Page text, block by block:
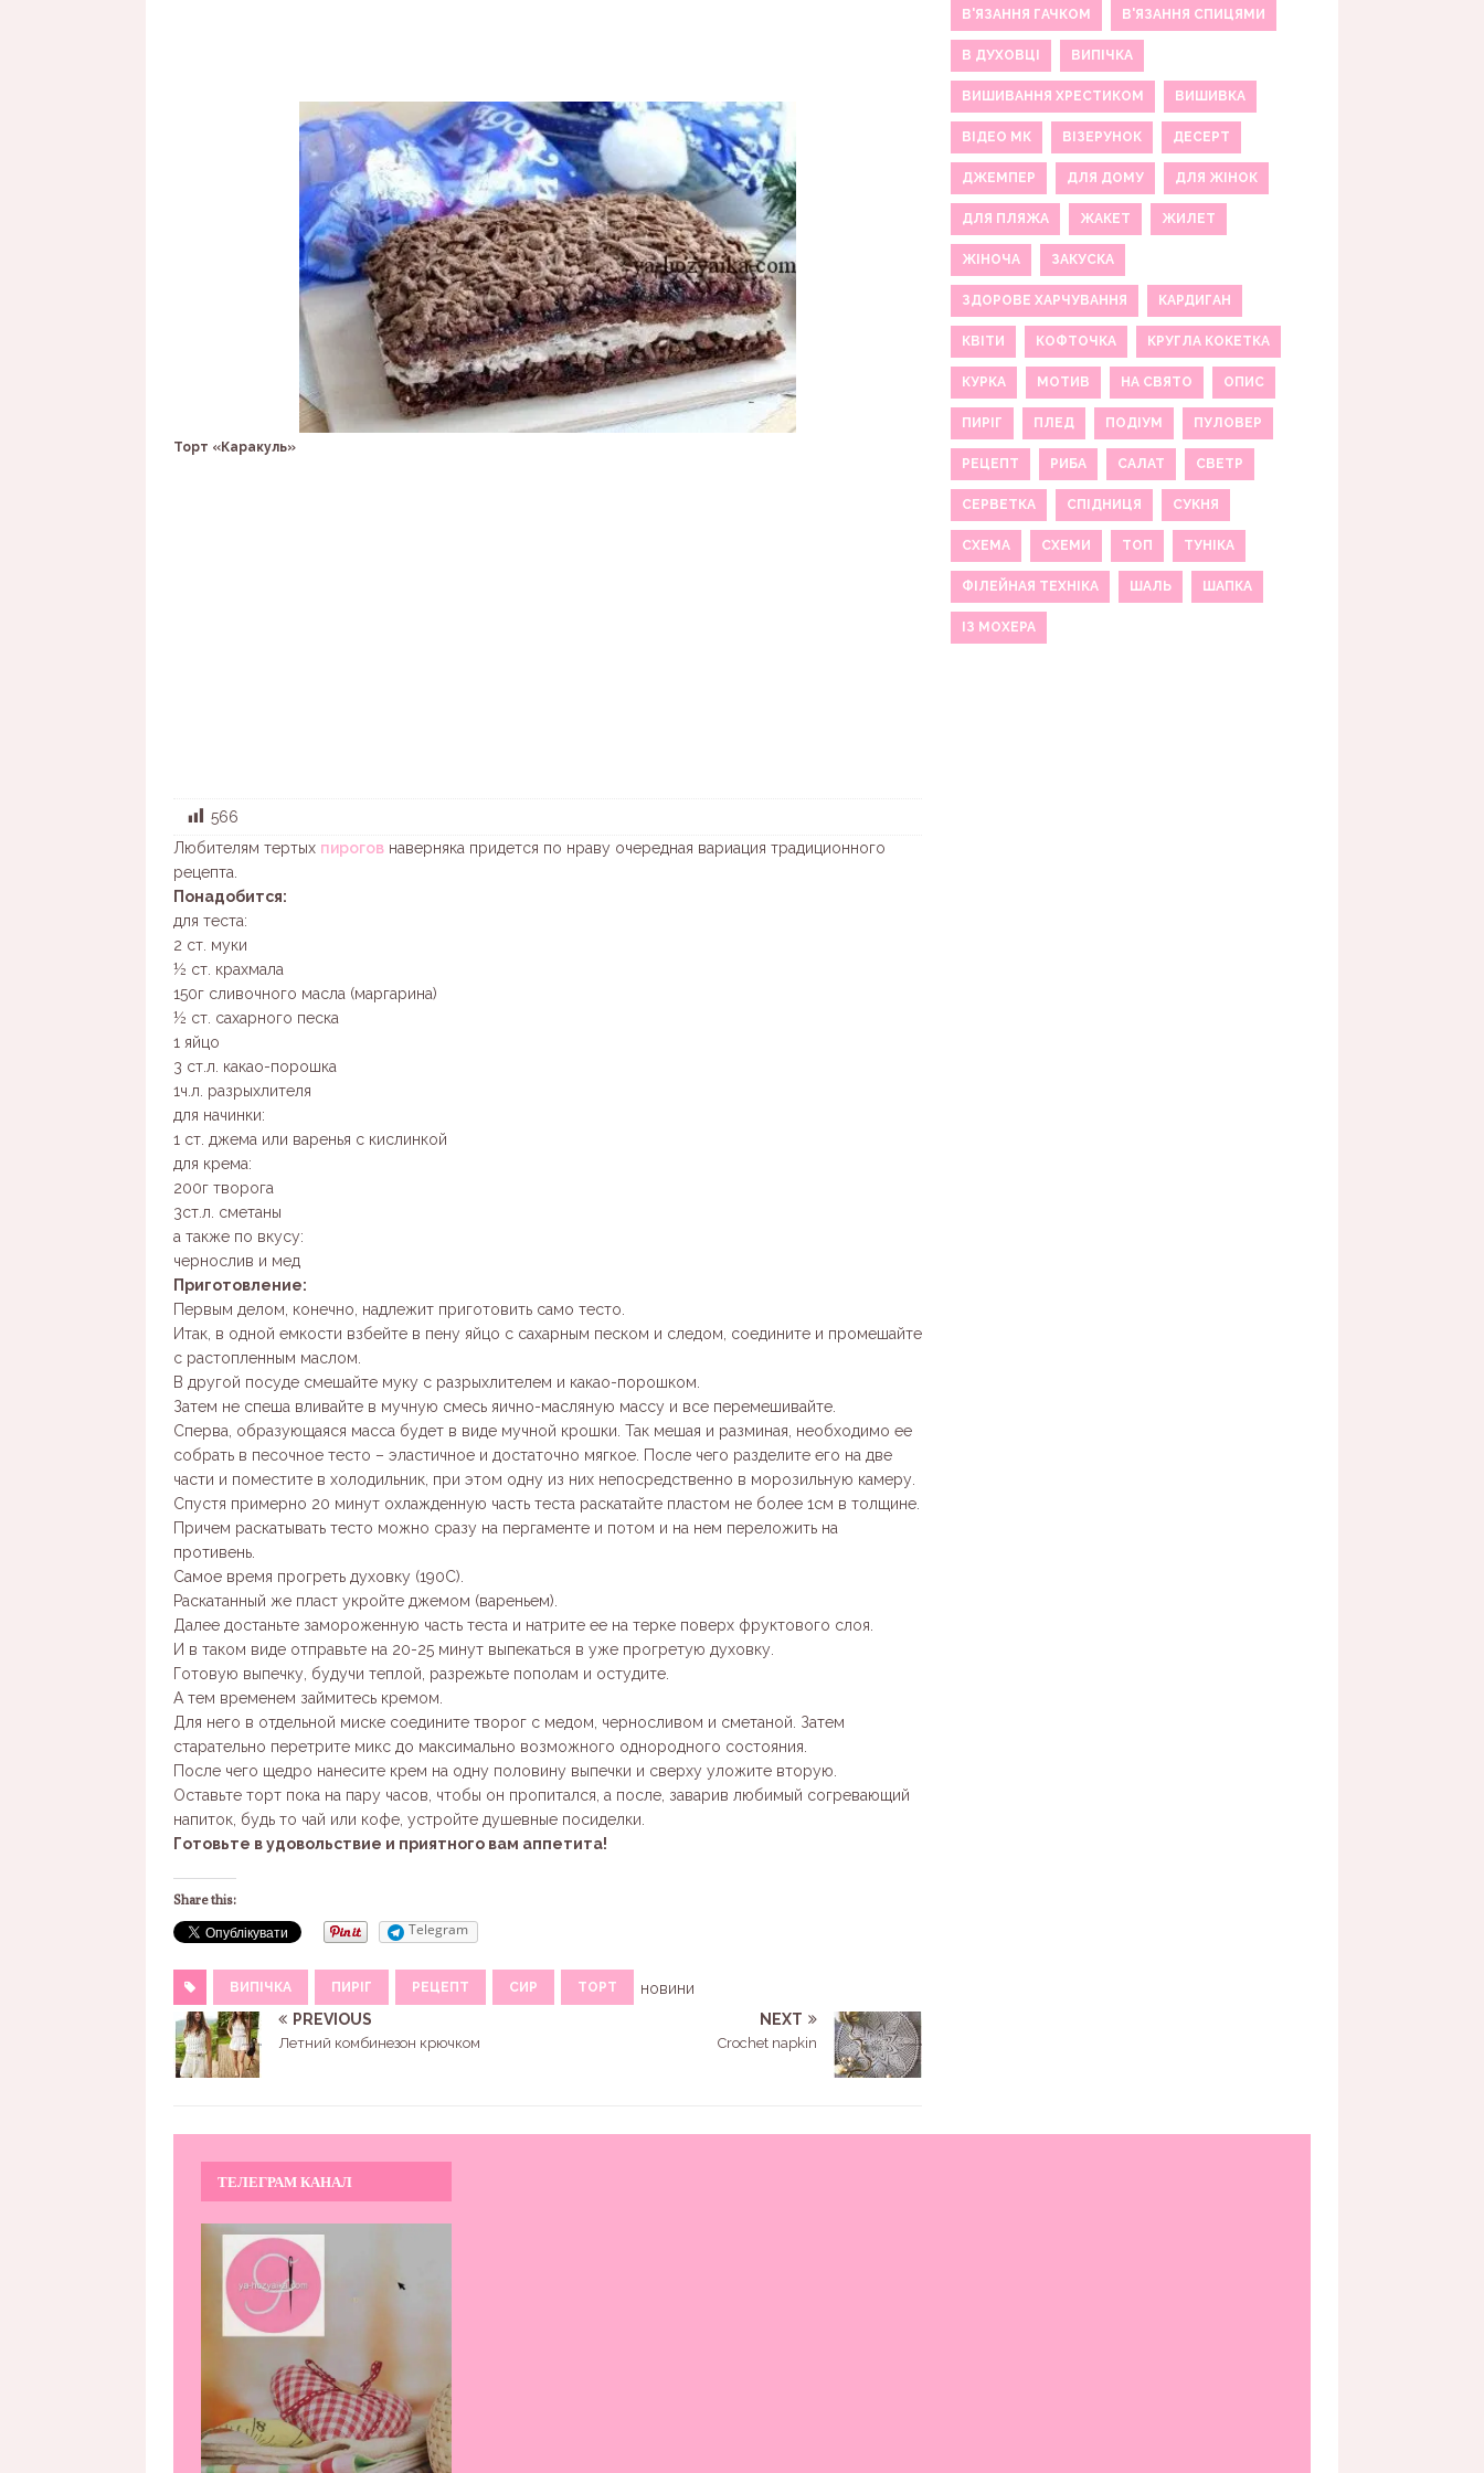
Торт «Каракуль»
566
Любителям тертых пирогов наверняка придется по нраву очередная вариация традиционного
рецепта.
Понадобится:
для теста:
2 ст. муки
½ ст. крахмала
150г сливочного масла (маргарина)
½ ст. сахарного песка
1 яйцо
3 ст.л. какао-порошка
1ч.л. разрыхлителя
для начинки:
1 ст. джема или варенья с кислинкой
для крема:
200г творога
3ст.л. сметаны
а также по вкусу:
чернослив и мед
Приготовление:
Первым делом, конечно, надлежит приготовить само тесто.
Итак, в одной емкости взбейте в пену яйцо с сахарным песком и следом, соедините и промешайте
с растопленным маслом.
В другой посуде смешайте муку с разрыхлителем и какао-порошком.
Затем не спеша вливайте в мучную смесь яично-масляную массу и все перемешивайте.
Сперва, образующаяся масса будет в виде мучной крошки. Так мешая и разминая, необходимо ее
собрать в песочное тесто – эластичное и достаточно мягкое. После чего разделите его на две
части и поместите в холодильник, при этом одну из них непосредственно в морозильную камеру.
Спустя примерно 20 минут охлажденную часть теста раскатайте пластом не более 1см в толщине.
Причем раскатывать тесто можно сразу на пергаменте и потом и на нем переложить на
противень.
Самое время прогреть духовку (190С).
Раскатанный же пласт укройте джемом (вареньем).
Далее достаньте замороженную часть теста и натрите ее на терке поверх фруктового слоя.
И в таком виде отправьте на 20-25 минут выпекаться в уже прогретую духовку.
Готовую выпечку, будучи теплой, разрежьте пополам и остудите.
А тем временем займитесь кремом.
Для него в отдельной миске соедините творог с медом, черносливом и сметаной. Затем
старательно перетрите микс до максимально возможного однородного состояния.
После чего щедро нанесите крем на одну половину выпечки и сверху уложите вторую.
Оставьте торт пока на пару часов, чтобы он пропитался, а после, заварив любимый согревающий
напиток, будь то чай или кофе, устройте душевные посиделки.
Готовьте в удовольствие и приятного вам аппетита!
Share this:
Telegram
ВИПІЧКА ПИРІГ РЕЦЕПТ СИР ТОРТ
новини
PREVIOUS
Летний комбинезон крючком
NEXT
Crochet napkin
В'ЯЗАННЯ ГАЧКОМ В'ЯЗАННЯ СПИЦЯМИ
В ДУХОВЦІ ВИПІЧКА
ВИШИВАННЯ ХРЕСТИКОМ ВИШИВКА
ВІДЕО МК ВІЗЕРУНОК ДЕСЕРТ
ДЖЕМПЕР ДЛЯ ДОМУ ДЛЯ ЖІНОК
ДЛЯ ПЛЯЖА ЖАКЕТ ЖИЛЕТ
ЖІНОЧА ЗАКУСКА
ЗДОРОВЕ ХАРЧУВАННЯ КАРДИГАН
КВІТИ КОФТОЧКА КРУГЛА КОКЕТКА
КУРКА МОТИВ НА СВЯТО ОПИС
ПИРІГ ПЛЕД ПОДІУМ ПУЛОВЕР
РЕЦЕПТ РИБА САЛАТ СВЕТР
СЕРВЕТКА СПІДНИЦЯ СУКНЯ
СХЕМА СХЕМИ ТОП ТУНІКА
ФІЛЕЙНАЯ ТЕХНІКА ШАЛЬ ШАПКА
ІЗ МОХЕРА
ТЕЛЕГРАМ КАНАЛ